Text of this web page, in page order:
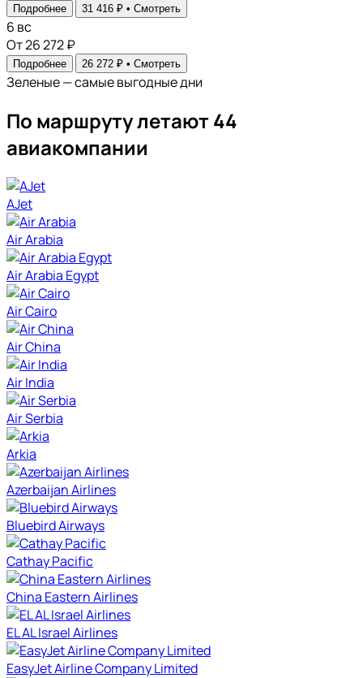
Подробнее 31 416 ₽ • Смотреть
6 вс
От 26 272 ₽
Подробнее 26 272 ₽ • Смотреть
Зеленые — самые выгодные дни
По маршруту летают 44
авиакомпании
AJet
Air Arabia
Air Arabia Egypt
Air Cairo
Air China
Air India
Air Serbia
Arkia
Azerbaijan Airlines
Bluebird Airways
Cathay Pacific
China Eastern Airlines
EL AL Israel Airlines
EasyJet Airline Company Limited